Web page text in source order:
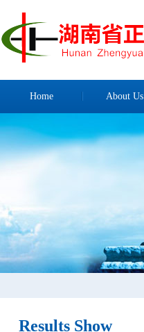
Home About Us
Results Show